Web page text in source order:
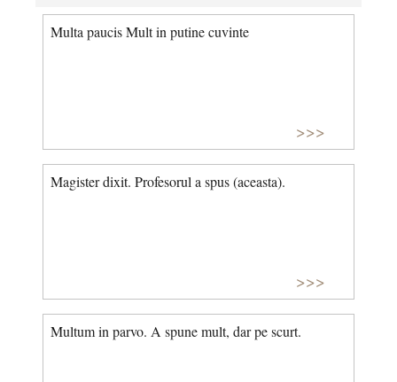
Multa paucis Mult in putine cuvinte
>>>
Magister dixit. Profesorul a spus (aceasta).
>>>
Multum in parvo. A spune mult, dar pe scurt.